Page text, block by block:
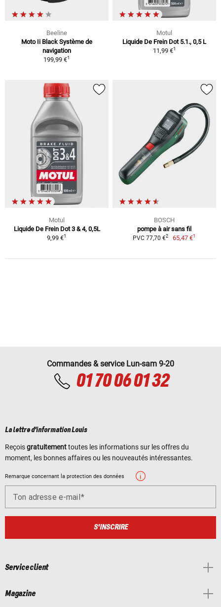
Beeline
Moto Ii Black Système de
navigation
199,99 €1
Motul
Liquide De Frein Dot 5.1., 0,5 L
11,99 €1
Motul
Liquide De Frein Dot 3 & 4, 0,5L
9,99 €1
BOSCH
pompe à air sans fil
PVC 77,70 €2 65,47 €1
Commandes & service Lun-sam 9-20
01 70 06 01 32
La lettre d'information Louis
Reçoisgratuitementtoutes les informations sur les offres du
moment, les bonnes affaires ou les nouveautés intéressantes.
Remarque concernant la protection des données
Ton adresse e-mail
S'INSCRIRE
Service client
Magazine